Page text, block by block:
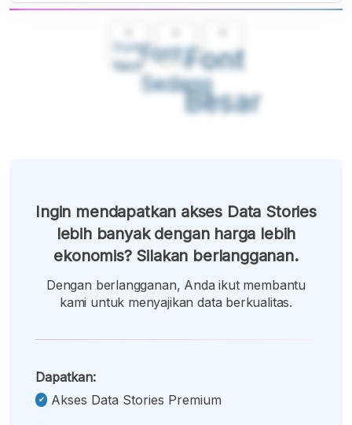
Font
Kecil
Font
Sedang
Font
Besar
Ingin mendapatkan akses Data Stories
lebih banyak dengan harga lebih
ekonomis? Silakan berlangganan.
Dengan berlangganan, Anda ikut membantu
kami untuk menyajikan data berkualitas.
Dapatkan:
Akses Data Stories Premium